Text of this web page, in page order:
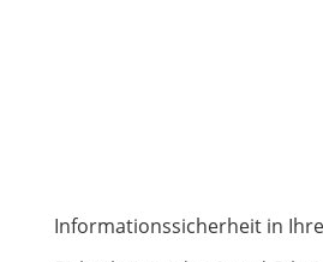
Informationssicherheit in